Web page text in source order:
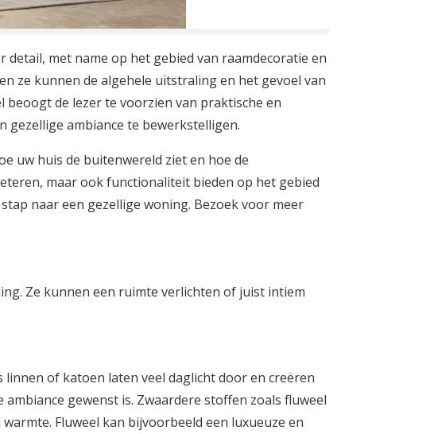
met name op het gebied van raamdecoratie en
ze kunnen de algehele uitstraling en het gevoel van
de lezer te voorzien van praktische en
ambiance te bewerkstelligen.
uw huis de buitenwereld ziet en hoe de
maar ook functionaliteit bieden op het gebied
naar een gezellige woning. Bezoek voor meer
Ze kunnen een ruimte verlichten of juist intiem
of katoen laten veel daglicht door en creëren
gewenst is. Zwaardere stoffen zoals fluweel
Fluweel kan bijvoorbeeld een luxueuze en